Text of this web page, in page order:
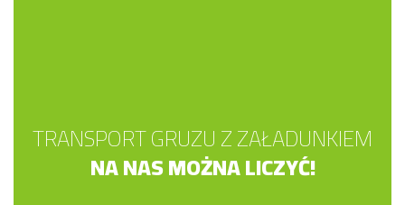
TRANSPORT GRUZU Z ZAŁADUNKIEM
NA NAS MOŻNA LICZYĆ!